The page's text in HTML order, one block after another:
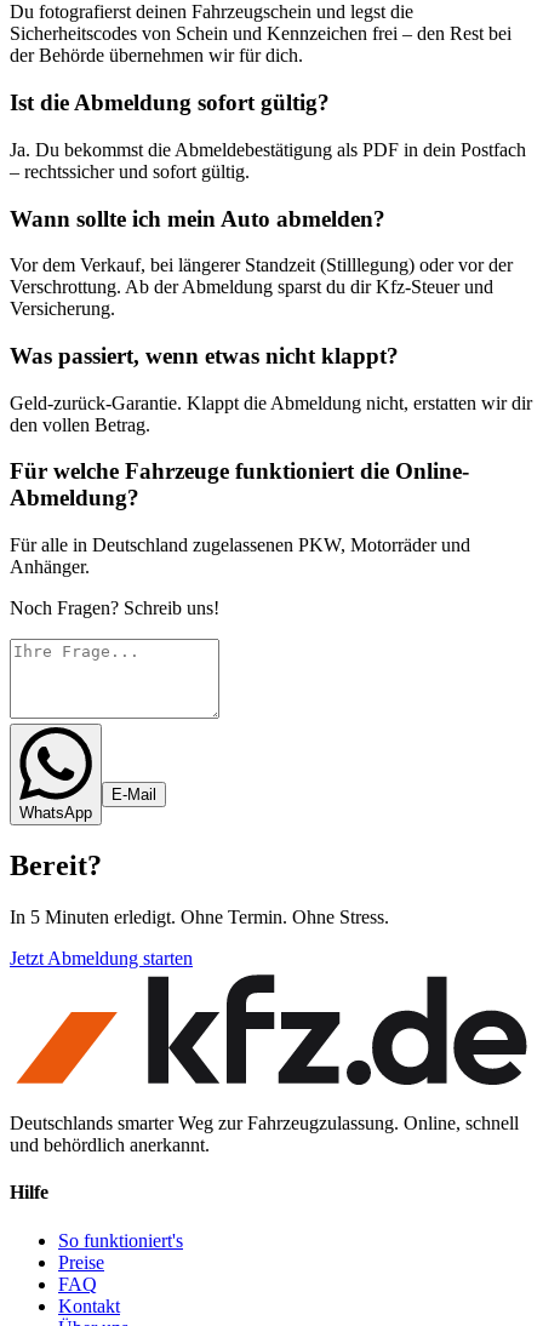
Du fotografierst deinen Fahrzeugschein und legst die
Sicherheitscodes von Schein und Kennzeichen frei – den Rest bei
der Behörde übernehmen wir für dich.
Ist die Abmeldung sofort gültig?
Ja. Du bekommst die Abmeldebestätigung als PDF in dein Postfach
– rechtssicher und sofort gültig.
Wann sollte ich mein Auto abmelden?
Vor dem Verkauf, bei längerer Standzeit (Stilllegung) oder vor der
Verschrottung. Ab der Abmeldung sparst du dir Kfz-Steuer und
Versicherung.
Was passiert, wenn etwas nicht klappt?
Geld-zurück-Garantie. Klappt die Abmeldung nicht, erstatten wir dir
den vollen Betrag.
Für welche Fahrzeuge funktioniert die Online-
Abmeldung?
Für alle in Deutschland zugelassenen PKW, Motorräder und
Anhänger.
Noch Fragen? Schreib uns!
WhatsApp
E-Mail
Bereit?
In 5 Minuten erledigt. Ohne Termin. Ohne Stress.
Jetzt Abmeldung starten
Deutschlands smarter Weg zur Fahrzeugzulassung. Online, schnell
und behördlich anerkannt.
Hilfe
So funktioniert's
Preise
FAQ
Kontakt